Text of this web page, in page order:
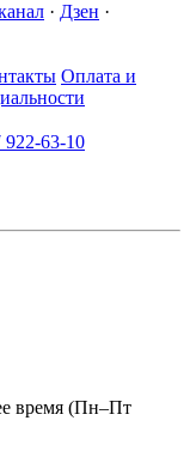
· Дзен ·
Оплата и
922-63-10
время (Пн–Пт